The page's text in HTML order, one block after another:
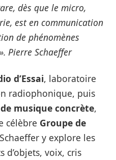
dès que le micro,
est en communication
de phénomènes
Pierre Schaeffer
d’Essai, laboratoire
radiophonique, puis
musique concrète,
célèbre Groupe de
y explore les
voix, cris